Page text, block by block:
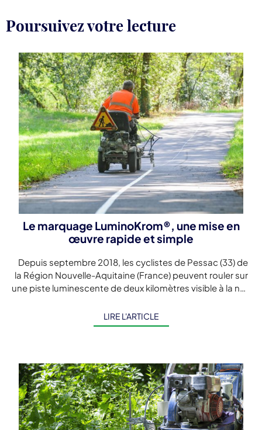
Poursuivez votre lecture
Le marquage LuminoKrom®, une mise en
œuvre rapide et simple
Depuis septembre 2018, les cyclistes de Pessac (33) de
la Région Nouvelle-Aquitaine (France) peuvent rouler sur
une piste luminescente de deux kilomètres visible à la nuit
LIRE L'ARTICLE